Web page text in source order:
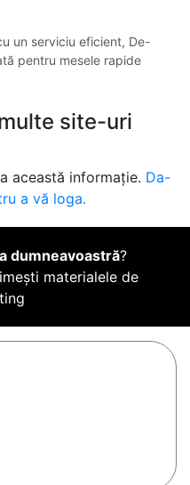
un serviciu eficient, De-
pentru mesele rapide
site-uri
această informație. Da-
a vă loga.
dumneavoastră?
materialele de